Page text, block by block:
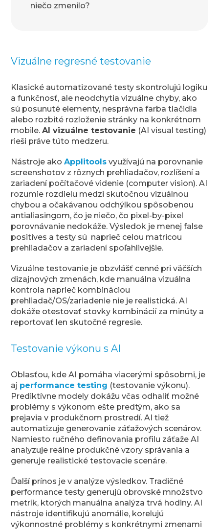
niečo zmenilo?
Vizuálne regresné testovanie
Klasické automatizované testy skontrolujú logiku
a funkčnosť, ale neodchytia vizuálne chyby, ako
sú posunuté elementy, nesprávna farba tlačidla
alebo rozbité rozloženie stránky na konkrétnom
mobile.AI vizuálne testovanie (AI visual testing)
rieši práve túto medzeru.
Nástroje akoApplitools využívajú na porovnanie
screenshotov z rôznych prehliadačov, rozlíšení a
zariadení počítačové videnie (computer vision). AI
rozumie rozdielu medzi skutočnou vizuálnou
chybou a očakávanou odchýlkou spôsobenou
antialiasingom, čo je niečo, čo pixel-by-pixel
porovnávanie nedokáže. Výsledok je menej false
positives a testy sú naprieč celou matricou
prehliadačov a zariadení spoľahlivejšie.
Vizuálne testovanie je obzvlášť cenné pri väčších
dizajnových zmenách, kde manuálna vizuálna
kontrola naprieč kombináciou
prehliadač/OS/zariadenie nie je realistická. AI
dokáže otestovať stovky kombinácií za minúty a
reportovať len skutočné regresie.
Testovanie výkonu s AI
Oblasťou, kde AI pomáha viacerými spôsobmi, je
aj performance testing (testovanie výkonu).
Prediktívne modely dokážu včas odhaliť možné
problémy s výkonom ešte predtým, ako sa
prejavia v produkčnom prostredí. AI tiež
automatizuje generovanie záťažových scenárov.
Namiesto ručného definovania profilu záťaže AI
analyzuje reálne produkčné vzory správania a
generuje realistické testovacie scenáre.
Ďalší prínos je v analýze výsledkov. Tradičné
performance testy generujú obrovské množstvo
metrík, ktorých manuálna analýza trvá hodiny. AI
nástroje identifikujú anomálie, korelujú
výkonnostné problémy s konkrétnymi zmenami